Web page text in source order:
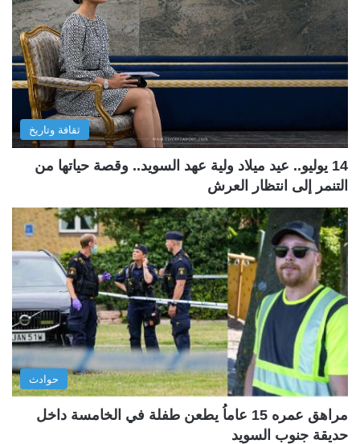
ثقافة وتاريخ
14 يوليو.. عيد ميلاد ولية عهد السويد.. وقصة حياتها من
التنمر إلى انتظار العرش
حوادث
مراهق عمره 15 عاماُ يطعن طفلة في الخامسة داخل
حديقة جنوب السويد